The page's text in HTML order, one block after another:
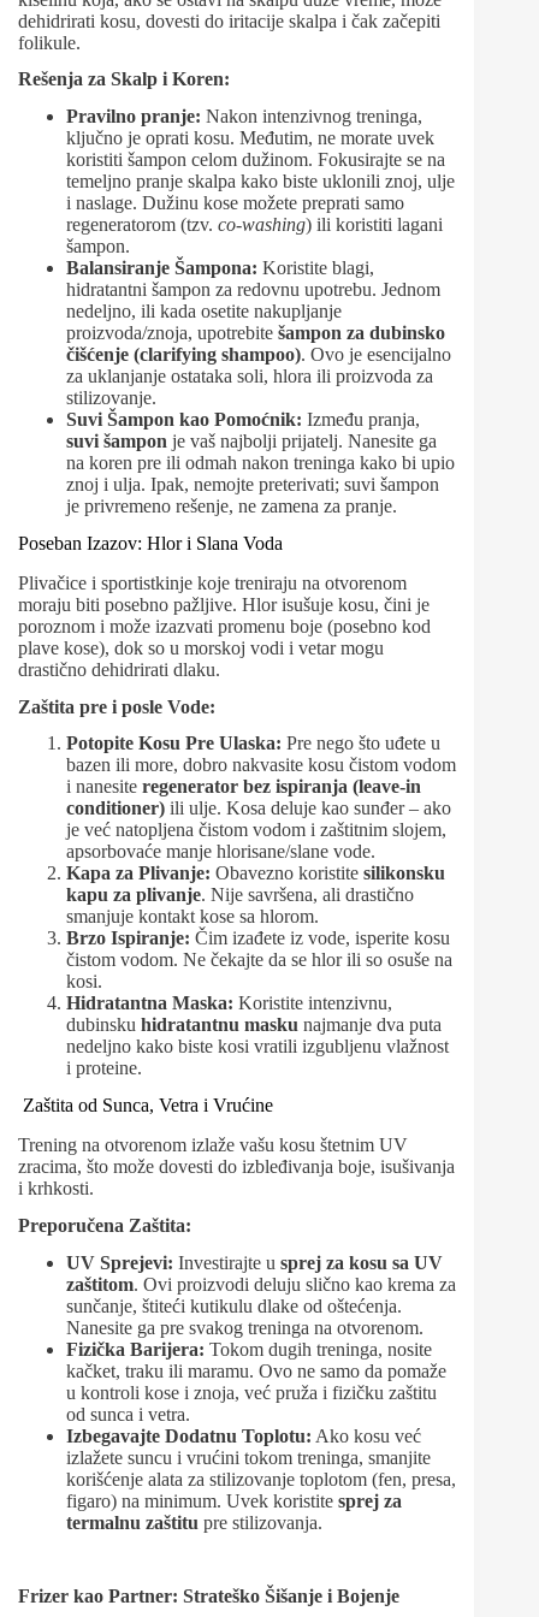
dehidrirati kosu, dovesti do iritacije skalpa i čak začepiti
folikule.
Rešenja za Skalp i Koren:
Pravilno pranje: Nakon intenzivnog treninga,
ključno je oprati kosu. Međutim, ne morate uvek
koristiti šampon celom dužinom. Fokusirajte se na
temeljno pranje skalpa kako biste uklonili znoj, ulje
i naslage. Dužinu kose možete preprati samo
regeneratorom (tzv. co-washing) ili koristiti lagani
šampon.
Balansiranje Šampona: Koristite blagi,
hidratantni šampon za redovnu upotrebu. Jednom
nedeljno, ili kada osetite nakupljanje
proizvoda/znoja, upotrebite šampon za dubinsko
čišćenje (clarifying shampoo). Ovo je esencijalno
za uklanjanje ostataka soli, hlora ili proizvoda za
stilizovanje.
Suvi Šampon kao Pomoćnik: Između pranja,
suvi šampon je vaš najbolji prijatelj. Nanesite ga
na koren pre ili odmah nakon treninga kako bi upio
znoj i ulja. Ipak, nemojte preterivati; suvi šampon
je privremeno rešenje, ne zamena za pranje.
Poseban Izazov: Hlor i Slana Voda
Plivačice i sportistkinje koje treniraju na otvorenom
moraju biti posebno pažljive. Hlor isušuje kosu, čini je
poroznom i može izazvati promenu boje (posebno kod
plave kose), dok so u morskoj vodi i vetar mogu
drastično dehidrirati dlaku.
Zaštita pre i posle Vode:
Potopite Kosu Pre Ulaska: Pre nego što uđete u
bazen ili more, dobro nakvasite kosu čistom vodom
i nanesite regenerator bez ispiranja (leave-in
conditioner) ili ulje. Kosa deluje kao sunđer – ako
je već natopljena čistom vodom i zaštitnim slojem,
apsorbovaće manje hlorisane/slane vode.
Kapa za Plivanje: Obavezno koristite silikonsku
kapu za plivanje. Nije savršena, ali drastično
smanjuje kontakt kose sa hlorom.
Brzo Ispiranje: Čim izađete iz vode, isperite kosu
čistom vodom. Ne čekajte da se hlor ili so osuše na
kosi.
Hidratantna Maska: Koristite intenzivnu,
dubinsku hidratantnu masku najmanje dva puta
nedeljno kako biste kosi vratili izgubljenu vlažnost
i proteine.
Zaštita od Sunca, Vetra i Vrućine
Trening na otvorenom izlaže vašu kosu štetnim UV
zracima, što može dovesti do izbleđivanja boje, isušivanja
i krhkosti.
Preporučena Zaštita:
UV Sprejevi: Investirajte u sprej za kosu sa UV
zaštitom. Ovi proizvodi deluju slično kao krema za
sunčanje, štiteći kutikulu dlake od oštećenja.
Nanesite ga pre svakog treninga na otvorenom.
Fizička Barijera: Tokom dugih treninga, nosite
kačket, traku ili maramu. Ovo ne samo da pomaže
u kontroli kose i znoja, već pruža i fizičku zaštitu
od sunca i vetra.
Izbegavajte Dodatnu Toplotu: Ako kosu već
izlažete suncu i vrućini tokom treninga, smanjite
korišćenje alata za stilizovanje toplotom (fen, presa,
figaro) na minimum. Uvek koristite sprej za
termalnu zaštitu pre stilizovanja.
Frizer kao Partner: Strateško Šišanje i Bojenje